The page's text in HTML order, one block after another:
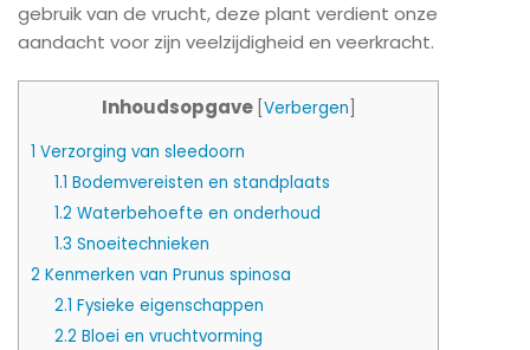
gebruik van de vrucht, deze plant verdient onze
aandacht voor zijn veelzijdigheid en veerkracht.
Inhoudsopgave Verbergen
1 Verzorging van sleedoorn
1.1 Bodemvereisten en standplaats
1.2 Waterbehoefte en onderhoud
1.3 Snoeitechnieken
2 Kenmerken van Prunus spinosa
2.1 Fysieke eigenschappen
2.2 Bloei en vruchtvorming